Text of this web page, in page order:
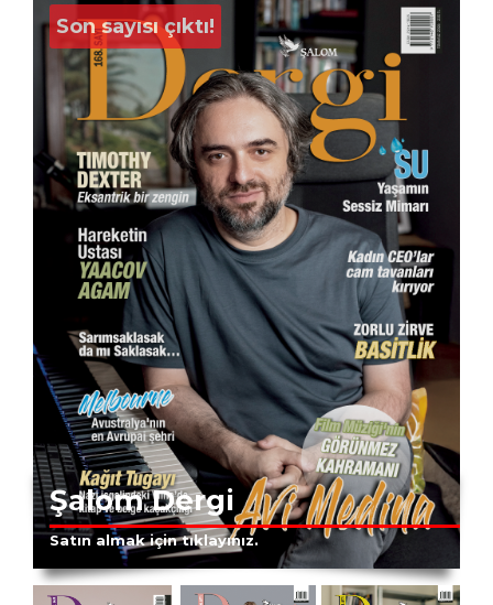
Son sayısı çıktı!
Şalom Dergi
Satın almak için tıklayınız.